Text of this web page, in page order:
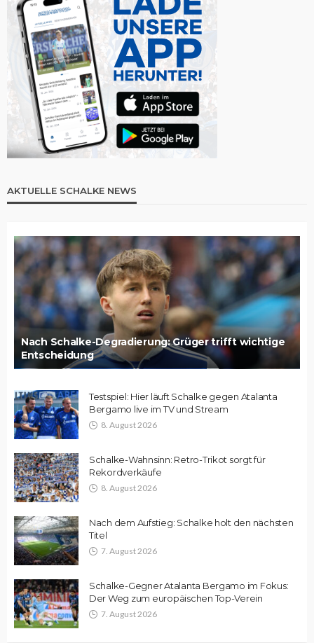
AKTUELLE SCHALKE NEWS
Nach Schalke-Degradierung: Grüger trifft wichtige
Entscheidung
Testspiel: Hier läuft Schalke gegen Atalanta
Bergamo live im TV und Stream
8. August 2026
Schalke-Wahnsinn: Retro-Trikot sorgt für
Rekordverkäufe
8. August 2026
Nach dem Aufstieg: Schalke holt den nächsten
Titel
7. August 2026
Schalke-Gegner Atalanta Bergamo im Fokus:
Der Weg zum europäischen Top-Verein
7. August 2026